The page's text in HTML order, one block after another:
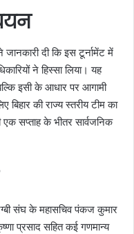
दी कि इस टूर्नामेंट में
ने हिस्सा लिया। यह
इसी के आधार पर आगामी
बिहार की राज्य स्तरीय टीम का
सप्ताह के भीतर सार्वजनिक
रग्बी संघ के महासचिव पंकज कुमार
प्रसाद सहित कई गणमान्य